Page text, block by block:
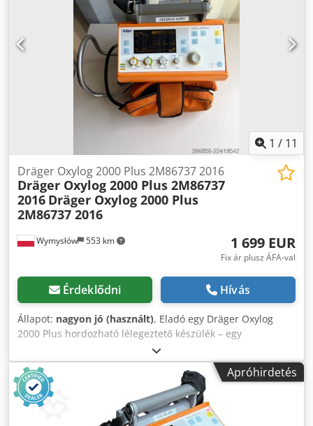
a funkcionalitást és a készülék működését. Funkciók:
felnőtt- és gyermek betegszállítási lélegeztetés, az Oxylog
3000 Plus modellhez igazodó lélegeztetési módok, légzési
paraméterek állíthatók, jól látható riasztáskijelző.
Tartozékok: Dräger Oxylog 3000 Plus lélegeztetőgép,
hordtáska, a képeken látható kábelek és csatlakozók.
További információ: használt orvosi berendezés, pontosan
a képeken látható állapotban kerül értékesítésre, ideális
tartalék szállítható lélegeztetőnek, mentőautóba, kórházba
1 / 11
Wymysłów 553 km
Dräger Oxylog 2000 Plus 2M86737 2016
Dräger Oxylog 2000 Plus 2M86737
2016 Dräger Oxylog 2000 Plus
2M86737 2016
1 699 EUR
Fix ár plusz ÁFA-val
Érdeklődni Hívás
Állapot: nagyon jó (használt), Eladó egy Dräger Oxylog
2000 Plus hordozható lélegeztető készülék – egy
professzionális eszköz, amelyet orvosi szállítások során és
a mentésben való használatra terveztek, a betegek
lélegeztetésére. A modell megbízhatósága, egyszerű
kezelhetősége és tartós szerkezete miatt népszerű.
Támogatja az invazív és a nem invazív (NIV) lélegeztetést,
és VC-CMV, VC-AC, VC-SIMV és SpnCPAP üzemmódokat
Apróhirdetés